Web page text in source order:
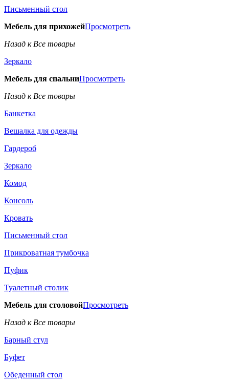
Письменный стол
Мебель для прихожейПросмотреть
Назад к Все товары
Зеркало
Мебель для спальниПросмотреть
Назад к Все товары
Банкетка
Вешалка для одежды
Гардероб
Зеркало
Комод
Консоль
Кровать
Письменный стол
Прикроватная тумбочка
Пуфик
Туалетный столик
Мебель для столовойПросмотреть
Назад к Все товары
Барный стул
Буфет
Обеденный стол